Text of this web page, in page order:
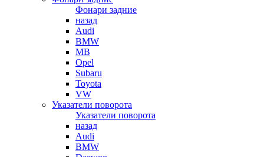
Фонари задние
назад
Audi
BMW
MB
Opel
Subaru
Toyota
VW
Указатели поворота
Указатели поворота
назад
Audi
BMW